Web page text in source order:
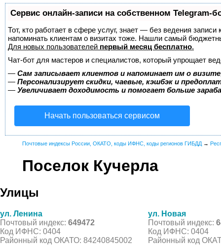
Сервис онлайн-записи на собственном Telegram-
Тот, кто работает в сфере услуг, знает — без ведения
напоминать клиентам о визитах тоже. Нашли самый
Для новых пользователей первый месяц бесплатно.
Чат-бот для мастеров и специалистов, который упрощает
— Сам записывает клиентов и напоминает им о
— Персонализирует скидки, чаевые, кэшбэк и
— Увеличивает доходимость и помогает больше
Начать пользоваться сервисом
Почтовые индексы России, ОКАТО, коды ИФНС, коды регионов ГИБДД →
Поселок Кучерла
Улицы
ул. Ленина
Почтовый индекс: 649472
Код ИФНС: 0404
Районный код ОКАТО: 84240845002
ул. Новая
Почтовый индекс:
Код ИФНС: 0404
Районный код